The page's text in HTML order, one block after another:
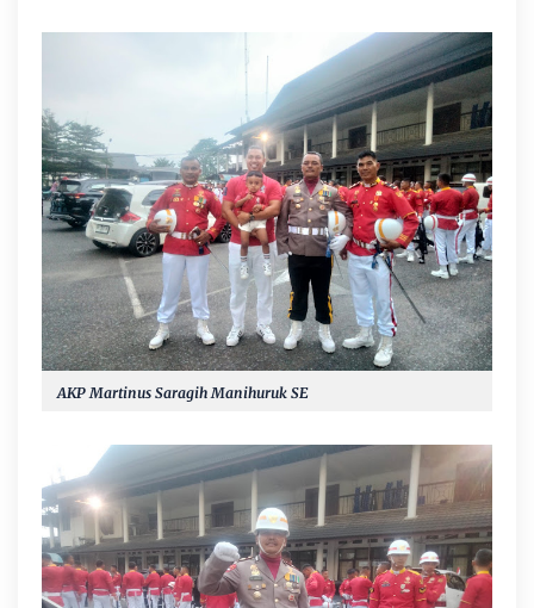
AKP Martinus Saragih Manihuruk SE